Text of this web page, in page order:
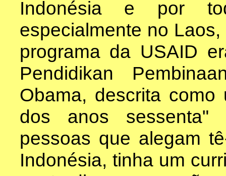
Indonésia e por
especialmente no
programa da USAID
Pendidikan
Obama, descrita
dos anos sessenta"
pessoas que alegam
Indonésia, tinha um